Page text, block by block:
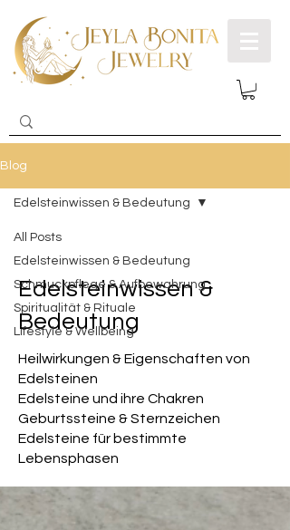
Blog
All Posts
Edelsteinwissen & Bedeutung
Schmuckpflege & Aufbewahrung
Spiritualität & Rituale
Lifestyle & Wellbeing
Edelsteinwissen & Bedeutung
Edelsteinwissen &
Bedeutung
Heilwirkungen & Eigenschaften von
Edelsteinen
Edelsteine und ihre Chakren
Geburtssteine & Sternzeichen
Edelsteine für bestimmte
Lebensphasen